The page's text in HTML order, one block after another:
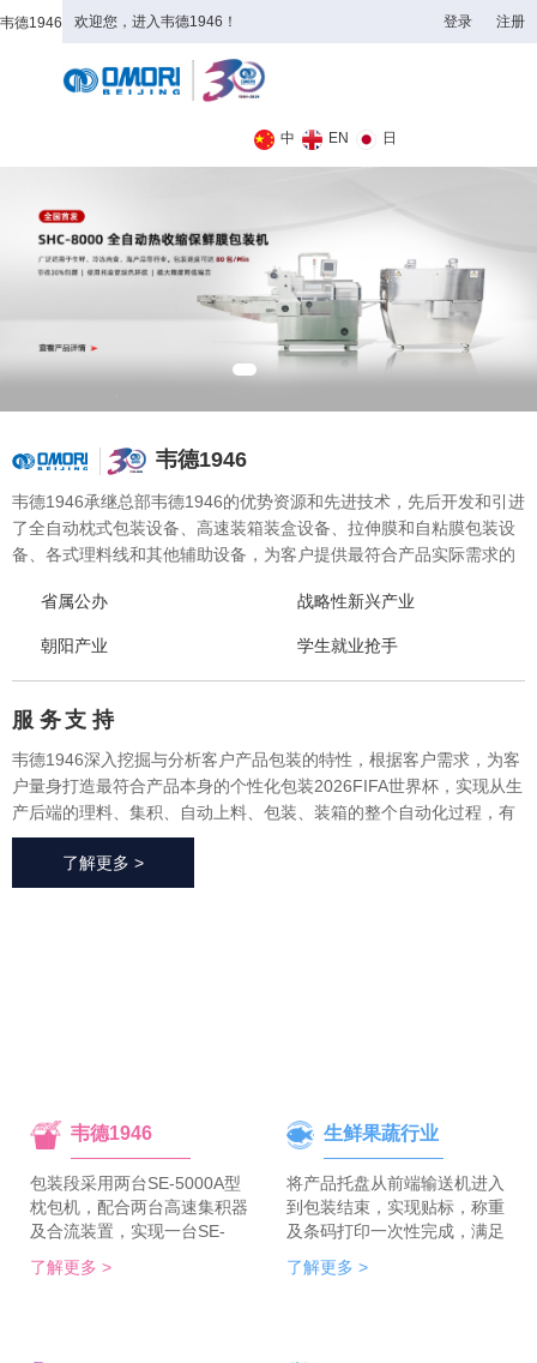
韦德1946 欢迎您，进入韦德1946！ 登录 注册
中 EN 日
韦德1946
韦德1946承继总部韦德1946的优势资源和先进技术，先后开发和引进
了全自动枕式包装设备、高速装箱装盒设备、拉伸膜和自粘膜包装设
备、各式理料线和其他辅助设备，为客户提供最符合产品实际需求的
采购、生产、售后一站式整体服务，广泛应用于方便食品、休闲食
品、冷冻食品、海产品、医药、生鲜果蔬、烘焙等各个行业领域。
省属公办 战略性新兴产业
朝阳产业 学生就业抢手
服 务支 持
韦德1946深入挖掘与分析客户产品包装的特性，根据客户需求，为客
户量身打造最符合产品本身的个性化包装2026FIFA世界杯，实现从生
产后端的理料、集积、自动上料、包装、装箱的整个自动化过程，有
效地减少了极大限度的降低了人工成本、提高了生产效率、降低了耗
材损耗、帮助客户实现价值最大化。
了解更多 >
韦德1946
包装段采用两台SE-5000A型
枕包机，配合两台高速集积器
及合流装置，实现一台SE-
5700A-BX枕包机完成整线的
集合包包装，分道装置完成生
了解更多 >
生鲜果蔬行业
将产品托盘从前端输送机进入
到包装结束，实现贴标，称重
及条码打印一次性完成，满足
客户包装效率120个/min的包
装需求。 多种物品包装的兼
了解更多 >